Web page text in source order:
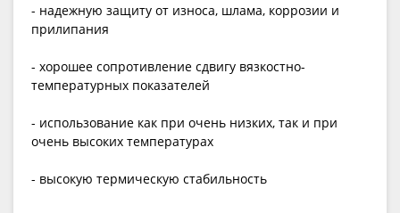
- надежную защиту от износа, шлама, коррозии и
прилипания
- хорошее сопротивление сдвигу вязкостно-
температурных показателей
- использование как при очень низких, так и при
очень высоких температурах
- высокую термическую стабильность